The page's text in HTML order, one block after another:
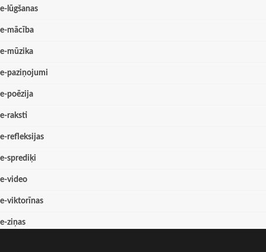
e-lūgšanas
e-mācība
e-mūzika
e-paziņojumi
e-poēzija
e-raksti
e-refleksijas
e-sprediķi
e-video
e-viktorīnas
e-ziņas